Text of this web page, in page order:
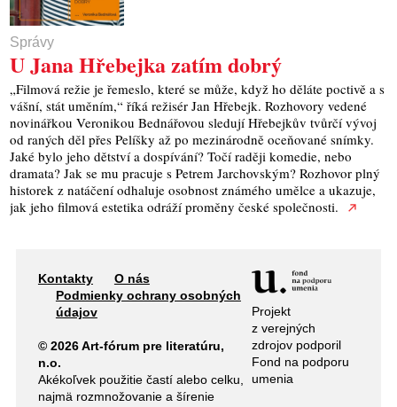
Správy
U Jana Hřebejka zatím dobrý
„Filmová režie je řemeslo, které se může, když ho děláte poctivě a s
vášní, stát uměním,“ říká režisér Jan Hřebejk. Rozhovory vedené
novinářkou Veronikou Bednářovou sledují Hřebejkův tvůrčí vývoj
od raných děl přes Pelíšky až po mezinárodně oceňované snímky.
Jaké bylo jeho dětství a dospívání? Točí raději komedie, nebo
dramata? Jak se mu pracuje s Petrem Jarchovským? Rozhovor plný
historek z natáčení odhaluje osobnost známého umělce a ukazuje,
jak jeho filmová estetika odráží proměny české společnosti.
Kontakty
O nás
Podmienky ochrany osobných
údajov
© 2026 Art-fórum pre literatúru,
n.o.
Akékoľvek použitie častí alebo celku,
najmä rozmnožovanie a šírenie
Projekt
z verejných
zdrojov podporil
Fond na podporu
umenia